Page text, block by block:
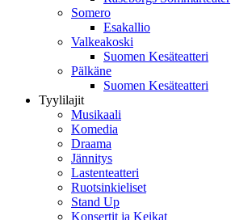
Somero
Esakallio
Valkeakoski
Suomen Kesäteatteri
Pälkäne
Suomen Kesäteatteri
Tyylilajit
Musikaali
Komedia
Draama
Jännitys
Lastenteatteri
Ruotsinkieliset
Stand Up
Konsertit ja Keikat